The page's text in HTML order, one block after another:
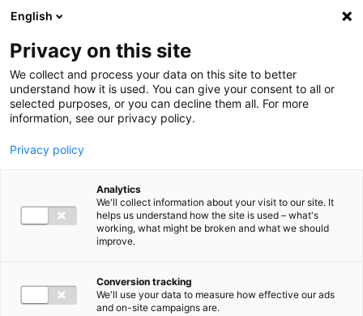
Ga direct naar de inhoud
English
Privacy on this site
We collect and process your data on this site to better
understand how it is used. You can give your consent to all or
selected purposes, or you can decline them all. For more
information, see our privacy policy.
Privacy policy
Analytics
We'll collect information about your visit to our site. It
helps us understand how the site is used – what's
working, what might be broken and what we should
improve.
Conversion tracking
We'll use your data to measure how effective our ads
and on-site campaigns are.